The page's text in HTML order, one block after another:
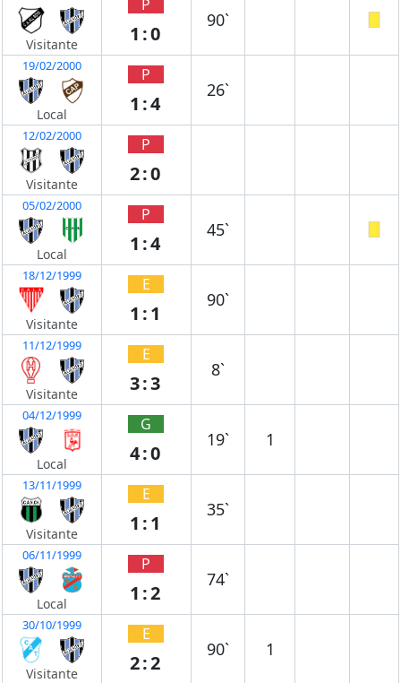
Visitante
P
1:0
90`
19/02/2000
Local
P
1:4
26`
12/02/2000
Visitante
P
2:0
05/02/2000
Local
P
1:4
45`
18/12/1999
Visitante
E
1:1
90`
11/12/1999
Visitante
E
3:3
8`
04/12/1999
Local
G
4:0
19` 1
13/11/1999
Visitante
E
1:1
35`
06/11/1999
Local
P
1:2
74`
30/10/1999
Visitante
E
2:2
90` 1